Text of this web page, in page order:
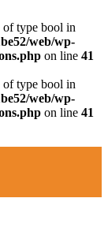
of type bool in
web/wp-
on line 41
of type bool in
web/wp-
on line 41